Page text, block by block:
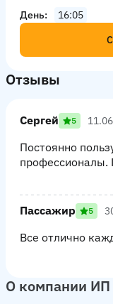
День
16:05
Отзывы
Сергей 5
Постоянно
профессионалы.
Пассажир 5
Все отлично
О компании